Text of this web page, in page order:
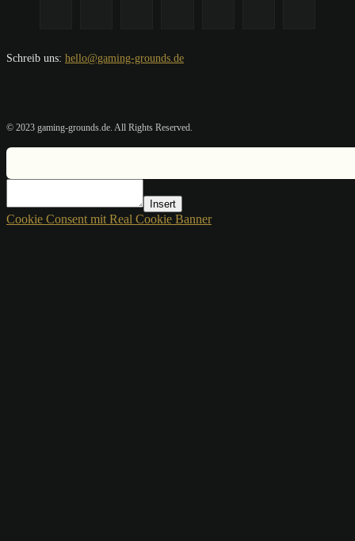
Schreib uns: hello@gaming-grounds.de
© 2023 gaming-grounds.de. All Rights Reserved.
Insert
Cookie Consent mit Real Cookie Banner